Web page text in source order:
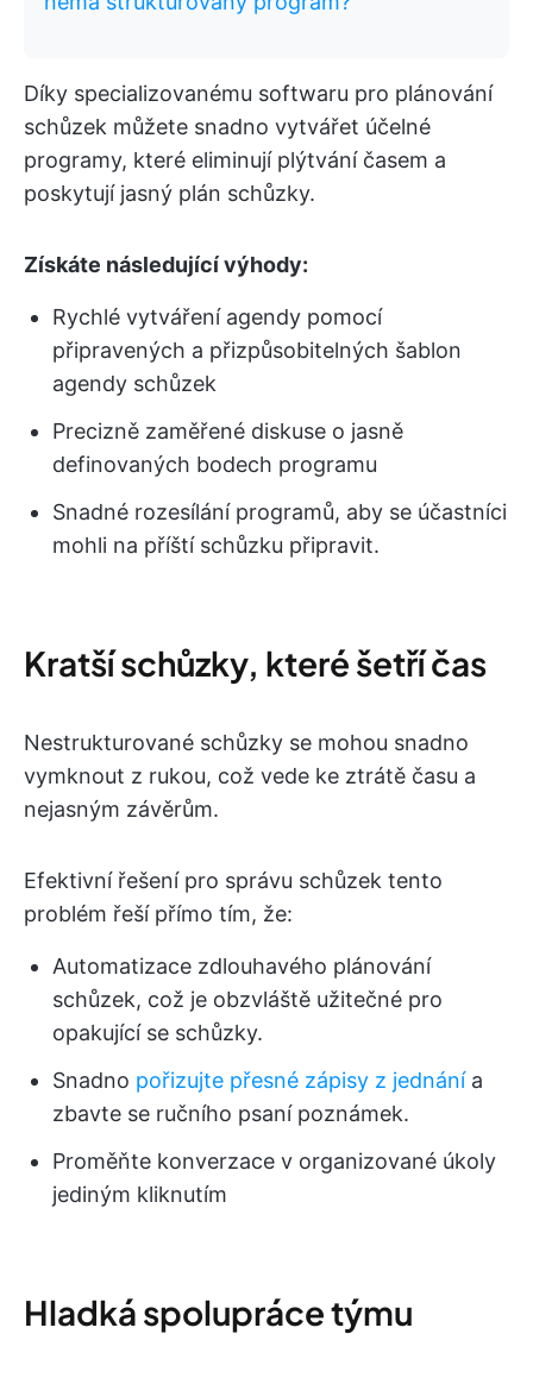
Díky specializovanému softwaru pro plánování
schůzek můžete snadno vytvářet účelné
programy, které eliminují plýtvání časem a
poskytují jasný plán schůzky.
Získáte následující výhody:
Rychlé vytváření agendy pomocí
připravených a přizpůsobitelných šablon
agendy schůzek
Precizně zaměřené diskuse o jasně
definovaných bodech programu
Snadné rozesílání programů, aby se účastníci
mohli na příští schůzku připravit.
Kratší schůzky, které šetří čas
Nestrukturované schůzky se mohou snadno
vymknout z rukou, což vede ke ztrátě času a
nejasným závěrům.
Efektivní řešení pro správu schůzek tento
problém řeší přímo tím, že:
Automatizace zdlouhavého plánování
schůzek, což je obzvláště užitečné pro
opakující se schůzky.
Snadno pořizujte přesné zápisy z jednánía
zbavte se ručního psaní poznámek.
Proměňte konverzace v organizované úkoly
jediným kliknutím
Hladká spolupráce týmu